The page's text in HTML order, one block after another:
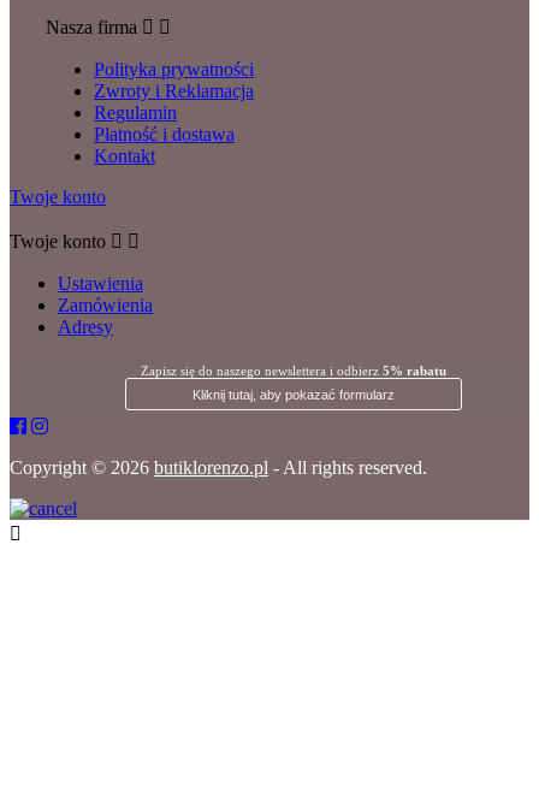
Nasza firma  
Polityka prywatności
Zwroty i Reklamacja
Regulamin
Płatność i dostawa
Kontakt
Twoje konto
Twoje konto  
Ustawienia
Zamówienia
Adresy
Zapisz się do naszego newslettera i odbierz 5% rabatu
Kliknij tutaj, aby pokazać formularz
Copyright © 2026 butiklorenzo.pl - All rights reserved.
